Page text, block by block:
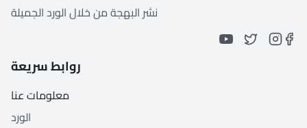
نشر البهجة من خلال الورد الجميلة
روابط سريعة
معلومات عنا
الورد